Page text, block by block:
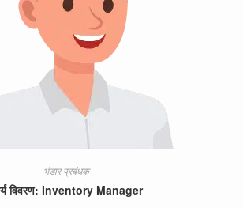
भंडार प्रबंधक
विवरण: Inventory Manager